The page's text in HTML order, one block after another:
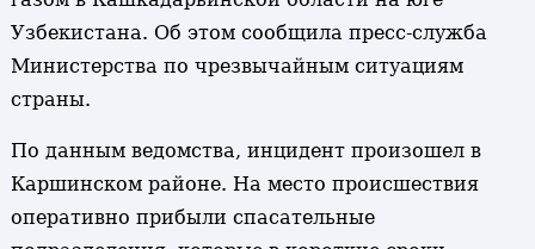
Узбекистана. Об этом сообщила пресс-служба
Министерства по чрезвычайным ситуациям
страны.
По данным ведомства, инцидент произошел в
Каршинском районе. На место происшествия
оперативно прибыли спасательные